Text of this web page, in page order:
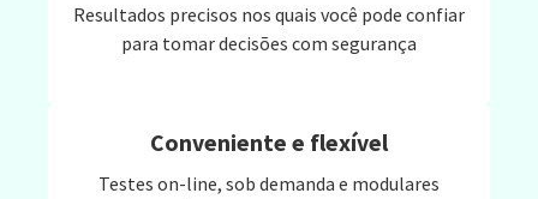
Resultados precisos nos quais você pode confiar
para tomar decisões com segurança
Conveniente e flexível
Testes on-line, sob demanda e modulares